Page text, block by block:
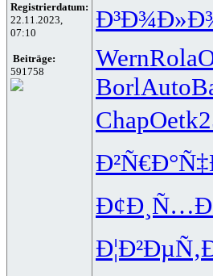
Registrierdatum:
22.11.2023,
07:10
Beiträge:
591758
WernRola
BorlAuto
ChapOetk
Ð²Ñ€Ð°Ñ‡
Ð¦Ð²ÐµÑ‚